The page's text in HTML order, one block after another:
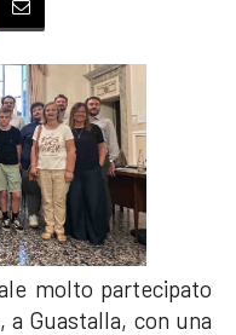
molto partecipato
a Guastalla, con una